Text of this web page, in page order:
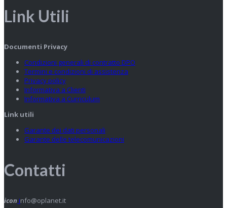
Link Utili
Documenti Privacy
Condizioni generali di contratto DPO
Termini e condizioni di assistenza
Privacy policy
Informativa a Clienti
Informativa a Curriculum
Link utili
Garante dei dati personali
Garante delle telecomunicazioni
Contatti
icon info@oplanet.it